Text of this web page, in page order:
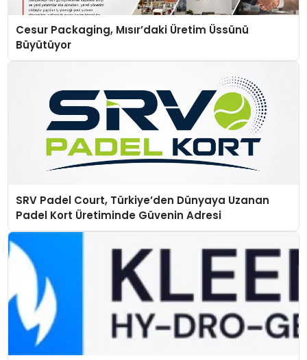
Cesur Packaging, Mısır’daki Üretim Üssünü
Büyütüyor
SRV Padel Court, Türkiye’den Dünyaya Uzanan
Padel Kort Üretiminde Güvenin Adresi